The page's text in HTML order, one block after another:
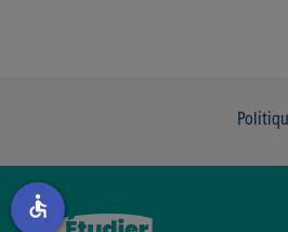
accessible